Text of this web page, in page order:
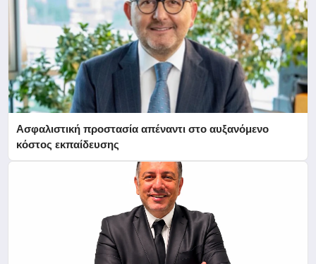
Ασφαλιστική προστασία απέναντι στο αυξανόμενο
κόστος εκπαίδευσης